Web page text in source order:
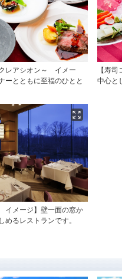
レアシオン～ イメー
ーとともに至福のひとと
【寿
中心と
イメージ】壁一面の窓か
めるレストランです。